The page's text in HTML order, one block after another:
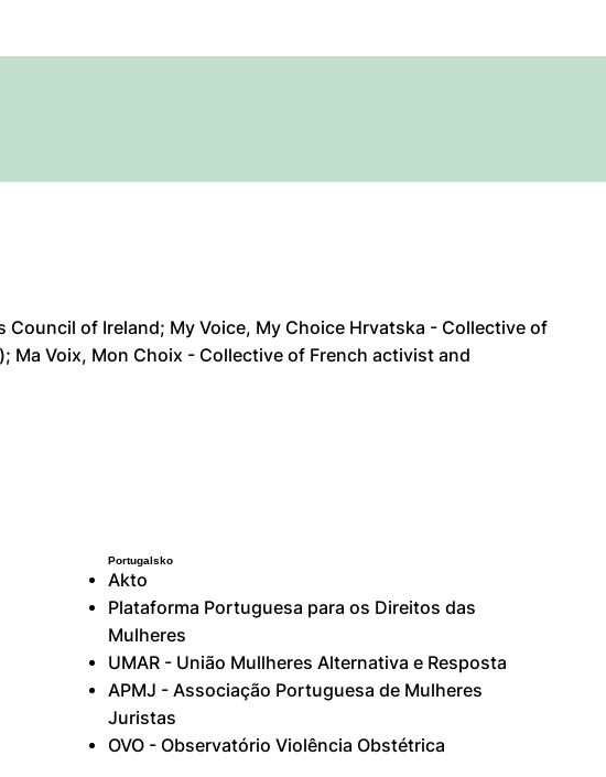
of Ireland; My Voice, My Choice Hrvatska - Collective of
Ma Voix, Mon Choix - Collective of French activist and
Portugalsko
Akto
Plataforma Portuguesa para os Direitos das
Mulheres
UMAR - União Mullheres Alternativa e Resposta
APMJ - Associação Portuguesa de Mulheres
Juristas
OVO - Observatório Violência Obstétrica